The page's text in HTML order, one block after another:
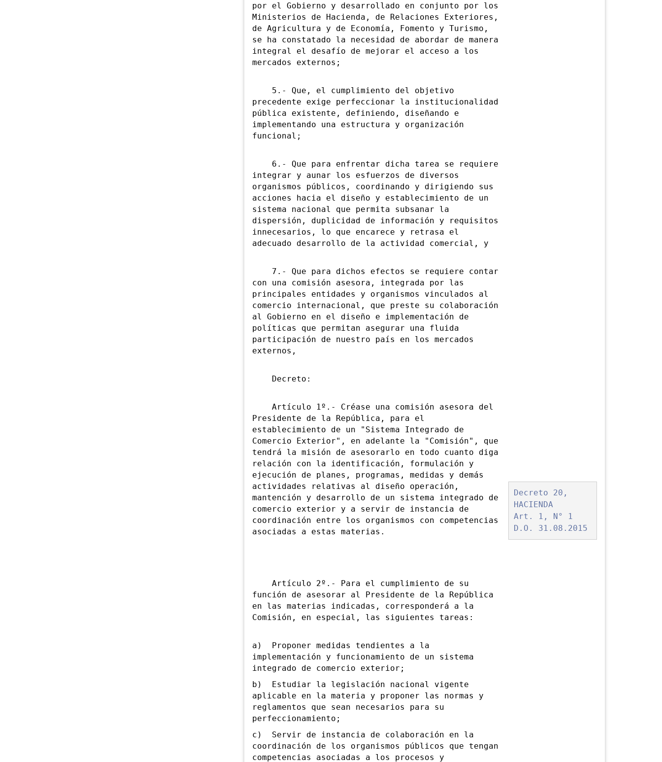
por el Gobierno y desarrollado en conjunto por los
Ministerios de Hacienda, de Relaciones Exteriores,
de Agricultura y de Economía, Fomento y Turismo,
se ha constatado la necesidad de abordar de manera
integral el desafío de mejorar el acceso a los
mercados externos;
5.- Que, el cumplimiento del objetivo
precedente exige perfeccionar la institucionalidad
pública existente, definiendo, diseñando e
implementando una estructura y organización
funcional;
6.- Que para enfrentar dicha tarea se requiere
integrar y aunar los esfuerzos de diversos
organismos públicos, coordinando y dirigiendo sus
acciones hacia el diseño y establecimiento de un
sistema nacional que permita subsanar la
dispersión, duplicidad de información y requisitos
innecesarios, lo que encarece y retrasa el
adecuado desarrollo de la actividad comercial, y
7.- Que para dichos efectos se requiere contar
con una comisión asesora, integrada por las
principales entidades y organismos vinculados al
comercio internacional, que preste su colaboración
al Gobierno en el diseño e implementación de
políticas que permitan asegurar una fluida
participación de nuestro país en los mercados
externos,
Decreto:
Artículo 1º.- Créase una comisión asesora del
Presidente de la República, para el
establecimiento de un "Sistema Integrado de
Comercio Exterior", en adelante la "Comisión", que
tendrá la misión de asesorarlo en todo cuanto diga
relación con la identificación, formulación y
ejecución de planes, programas, medidas y demás
actividades relativas al diseño
Decreto 20,
HACIENDA
Art. 1, N° 1
D.O. 31.08.2015
operación,
mantención y desarrollo de un sistema integrado de
comercio exterior y a servir de instancia de
coordinación entre los organismos con competencias
asociadas a estas materias.
Artículo 2º.- Para el cumplimiento de su
función de asesorar al Presidente de la República
en las materias indicadas, corresponderá a la
Comisión, en especial, las siguientes tareas:
a) Proponer medidas tendientes a la
implementación y funcionamiento de un sistema
integrado de comercio exterior;
b) Estudiar la legislación nacional vigente
aplicable en la materia y proponer las normas y
reglamentos que sean necesarios para su
perfeccionamiento;
c) Servir de instancia de colaboración en la
coordinación de los organismos públicos que tengan
competencias asociadas a los procesos y